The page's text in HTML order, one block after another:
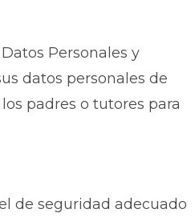
Personales y
datos personales de
padres o tutores para
de seguridad adecuado